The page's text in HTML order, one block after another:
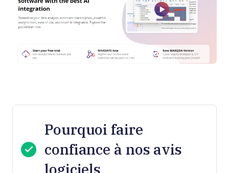
Pourquoi faire
confiance à nos avis
logiciels